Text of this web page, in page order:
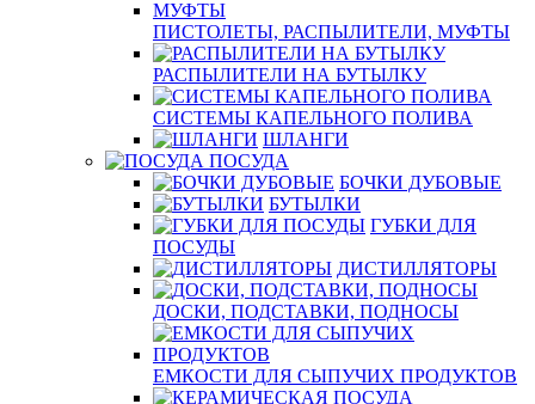
ПИСТОЛЕТЫ, РАСПЫЛИТЕЛИ, МУФТЫ
РАСПЫЛИТЕЛИ НА БУТЫЛКУ
СИСТЕМЫ КАПЕЛЬНОГО ПОЛИВА
ШЛАНГИ
ПОСУДА
БОЧКИ ДУБОВЫЕ
БУТЫЛКИ
ГУБКИ ДЛЯ
ПОСУДЫ
ДИСТИЛЛЯТОРЫ
ДОСКИ, ПОДСТАВКИ, ПОДНОСЫ
ЕМКОСТИ ДЛЯ СЫПУЧИХ ПРОДУКТОВ